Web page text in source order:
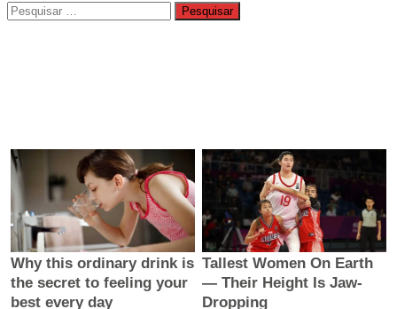
Pesquisar
por: